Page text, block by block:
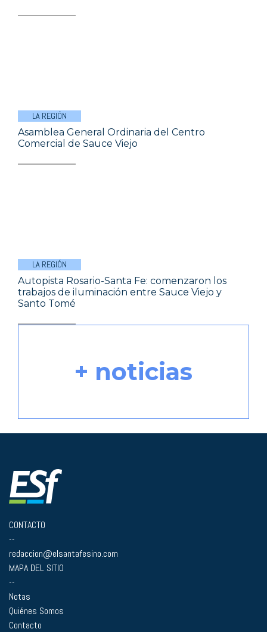
LA REGIÓN
Asamblea General Ordinaria del Centro
Comercial de Sauce Viejo
LA REGIÓN
Autopista Rosario-Santa Fe: comenzaron los
trabajos de iluminación entre Sauce Viejo y
Santo Tomé
+ noticias
CONTACTO
--
redaccion@elsantafesino.com
MAPA DEL SITIO
--
Notas
Quiénes Somos
Contacto